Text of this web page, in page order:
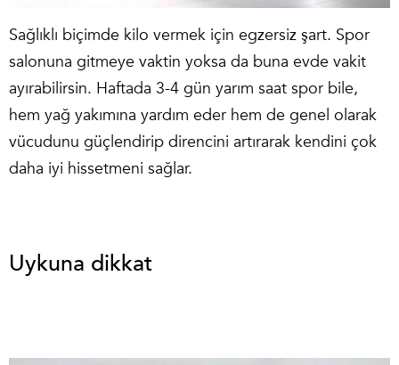
Sağlıklı biçimde kilo vermek için egzersiz şart. Spor
salonuna gitmeye vaktin yoksa da buna evde vakit
ayırabilirsin. Haftada 3-4 gün yarım saat spor bile,
hem yağ yakımına yardım eder hem de genel olarak
vücudunu güçlendirip direncini artırarak kendini çok
daha iyi hissetmeni sağlar.
Uykuna dikkat